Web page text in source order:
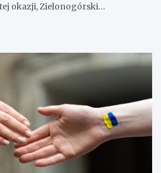
okazji, Zielonogórski…